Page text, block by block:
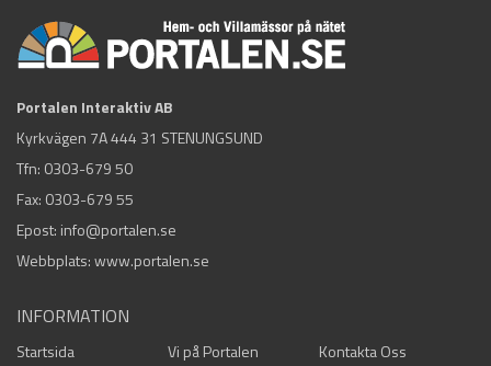
Portalen Interaktiv AB
Kyrkvägen 7A 444 31 STENUNGSUND
Tfn: 0303-679 50
Fax: 0303-679 55
Epost: info@portalen.se
Webbplats: www.portalen.se
INFORMATION
Startsida Vi på Portalen Kontakta Oss